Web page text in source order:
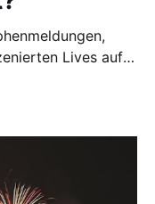
Lives auf
immer
aufzuregen